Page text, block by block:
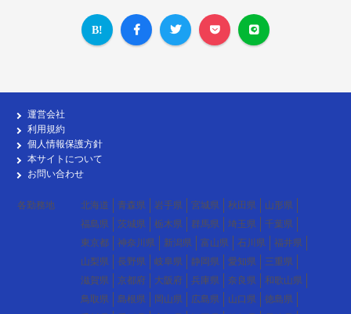
運営会社
利用規約
個人情報保護方針
本サイトについて
お問い合わせ
各勤務地 北海道 青森県 岩手県 宮城県 秋田県
山形県
福島県
茨城県 栃木県 群馬県 埼玉県
千葉県
東京都
神奈川県 新潟県 富山県 石川県
福井県
山梨県
長野県 岐阜県 静岡県 愛知県
三重県
滋賀県
京都府 大阪府 兵庫県 奈良県
和歌山県
鳥取県
島根県 岡山県 広島県 山口県
徳島県